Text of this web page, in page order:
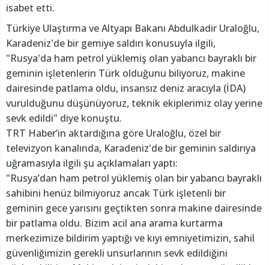
isabet etti.
Türkiye Ulaştırma ve Altyapı Bakanı Abdulkadir Uraloğlu,
Karadeniz'de bir gemiye saldırı konusuyla ilgili,
"Rusya'da ham petrol yüklemiş olan yabancı bayraklı bir
geminin işletenlerin Türk olduğunu biliyoruz, makine
dairesinde patlama oldu, insansız deniz aracıyla (İDA)
vurulduğunu düşünüyoruz, teknik ekiplerimiz olay yerine
sevk edildi" diye konuştu.
TRT Haber’in aktardığına göre Uraloğlu, özel bir
televizyon kanalında, Karadeniz'de bir geminin saldırıya
uğramasıyla ilgili şu açıklamaları yaptı:
"Rusya’dan ham petrol yüklemiş olan bir yabancı bayraklı
sahibini henüz bilmiyoruz ancak Türk işletenli bir
geminin gece yarısını geçtikten sonra makine dairesinde
bir patlama oldu. Bizim acil ana arama kurtarma
merkezimize bildirim yaptığı ve kıyı emniyetimizin, sahil
güvenliğimizin gerekli unsurlarının sevk edildiğini